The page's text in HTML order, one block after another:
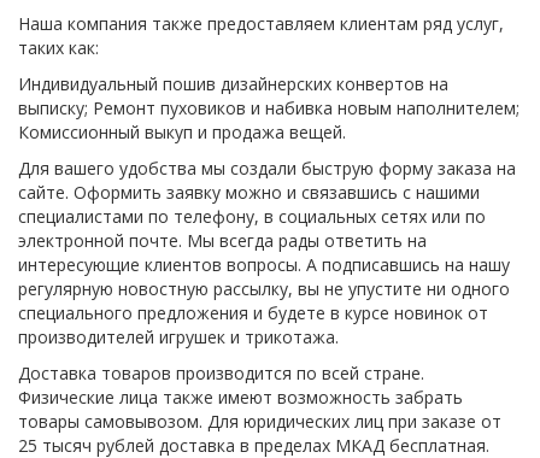
Наша компания также предоставляем клиентам ряд услуг,
таких как:
Индивидуальный пошив дизайнерских конвертов на
выписку; Ремонт пуховиков и набивка новым наполнителем;
Комиссионный выкуп и продажа вещей.
Для вашего удобства мы создали быструю форму заказа на
сайте. Оформить заявку можно и связавшись с нашими
специалистами по телефону, в социальных сетях или по
электронной почте. Мы всегда рады ответить на
интересующие клиентов вопросы. А подписавшись на нашу
регулярную новостную рассылку, вы не упустите ни одного
специального предложения и будете в курсе новинок от
производителей игрушек и трикотажа.
Доставка товаров производится по всей стране.
Физические лица также имеют возможность забрать
товары самовывозом. Для юридических лиц при заказе от
25 тысяч рублей доставка в пределах МКАД бесплатная.